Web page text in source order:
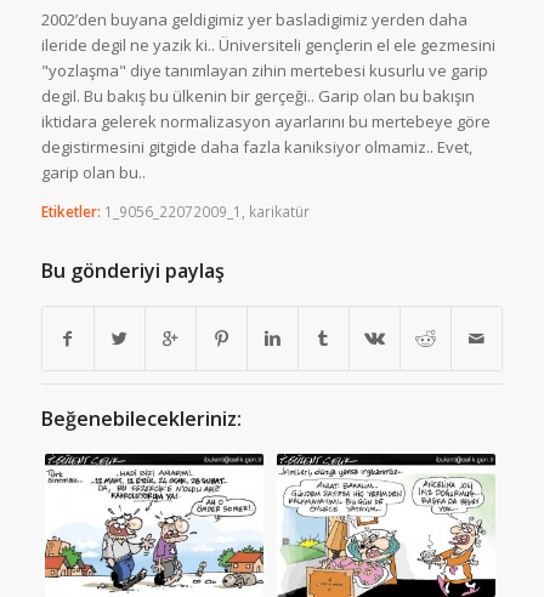
2002’den buyana geldigimiz yer basladigimiz yerden daha
ileride degil ne yazik ki.. Üniversiteli gençlerin el ele gezmesini
"yozlaşma" diye tanımlayan zihin mertebesi kusurlu ve garip
degil. Bu bakış bu ülkenin bir gerçeği.. Garip olan bu bakışın
iktidara gelerek normalizasyon ayarlarını bu mertebeye göre
degistirmesini gitgide daha fazla kaniksiyor olmamiz.. Evet,
garip olan bu..
Etiketler: 1_9056_22072009_1 karikatür
Bu gönderiyi paylaş
Beğenebilecekleriniz: